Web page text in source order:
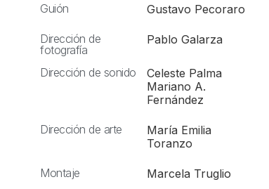
Guión Gustavo Pecoraro
Dirección de
fotografía
Pablo Galarza
Dirección de sonido
Celeste Palma
Mariano A.
Fernández
Dirección de arte
María Emilia
Toranzo
Montaje Marcela Truglio